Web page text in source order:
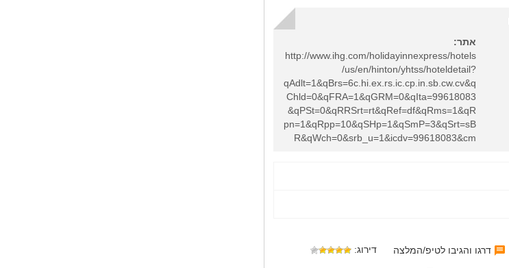
אתר:
http://www.ihg.com/holidayinnexpress/hotels
/us/en/hinton/yhtss/hoteldetail?
qAdlt=1&qBrs=6c.hi.ex.rs.ic.cp.in.sb.cw.cv&q
Chld=0&qFRA=1&qGRM=0&qIta=99618083
&qPSt=0&qRRSrt=rt&qRef=df&qRms=1&qR
pn=1&qRpp=10&qSHp=1&qSmP=3&qSrt=sB
R&qWch=0&srb_u=1&icdv=99618083&cm
דרגו והגיבו לטיפ/המלצה דירוג: